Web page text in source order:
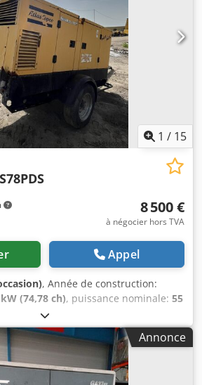
1 / 15
8 500 €
à négocier hors TVA
Appel
, Année de construction:
(74,78 ch), puissance nominale: 55
état Codpfx Aoy Rqmiegusha
Annonce